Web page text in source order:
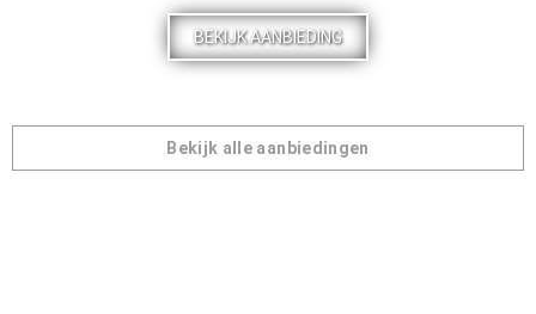
BEKIJK AANBIEDING
Bekijk alle aanbiedingen